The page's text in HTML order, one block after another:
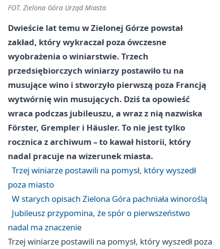
FOT. Zielona Góra Urząd Miasta
Dwieście lat temu w Zielonej Górze powstał
zakład, który wykraczał poza ówczesne
wyobrażenia o winiarstwie. Trzech
przedsiębiorczych winiarzy postawiło tu na
musujące wino i stworzyło pierwszą poza Francją
wytwórnię win musujących. Dziś ta opowieść
wraca podczas jubileuszu, a wraz z nią nazwiska
Förster, Grempler i Häusler. To nie jest tylko
rocznica z archiwum – to kawał historii, który
nadal pracuje na wizerunek miasta.
Trzej winiarze postawili na pomysł, który wyszedł
poza miasto
W starych opisach Zielona Góra pachniała winoroślą
Jubileusz przypomina, że spór o pierwszeństwo
nadal ma znaczenie
Trzej winiarze postawili na pomysł, który wyszedł poza